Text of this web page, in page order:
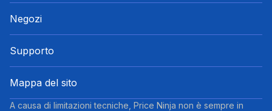
Negozi
Supporto
Mappa del sito
A causa di limitazioni tecniche, Price Ninja non è sempre in